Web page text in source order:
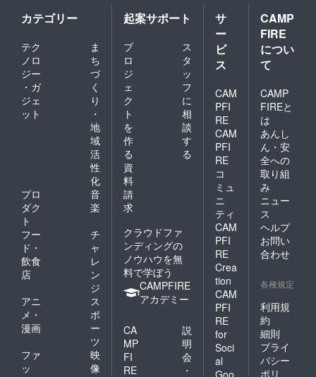
頂いた
場合、
天井プ
ラネタ
リウム
実施時
に、普
車１台
を駐車
できる
場所の
確保
と、そ
の場所
のご連
絡をお
願いい
たしま
す。
バー付
◆備考
欄への
記載事
項 ・
番組エ
に掲載
した
い、希
望する
お名前
カテゴリー
テク
ノロ
ジー
・ガ
ジェ
ット
ま
ち
づ
く
り
・
地
域
活
性
化
プロ
ダク
ト
音
楽
フー
ド・
飲食
店
チ
ャ
レ
ン
ジ
アニ
メ・
漫画
ス
ポ
ー
ツ
ファ
ッ
映
像
起案サポート
プ
ロ
ジ
ェ
ク
ト
を
作
る
ス
タ
ッ
フ
に
相
談
す
る
資
料
請
求
クラウドファ
ンディングの
ノウハウを無
料で学ぼう
CAMPFIRE
アカデミー
CA
MP
FI
RE
説
明
会
・
サ
ー
ビ
ス
CAM
PFI
RE
CAM
PFI
RE
コ
ミュ
ニ
ティ
CAM
PFI
RE
Crea
tion
CAM
PFI
RE
for
Soci
al
CAMP
FIRE
につい
て
CAMP
FIREと
は
あんし
ん・安
全への
取り組
み
ニュー
ス
ヘルプ
お問い
合わせ
各種規定
利用規
約
細則
プライ
バシー
ポリ